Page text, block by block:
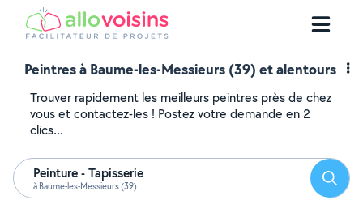
Peintres à Baume-les-Messieurs (39) et alentours
Trouver rapidement les meilleurs peintres près de chez
vous et contactez-les ! Postez votre demande en 2
clics...
Peinture - Tapisserie
à Baume-les-Messieurs (39)